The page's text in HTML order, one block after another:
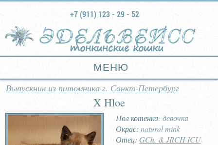
тонкинские кошки
+7 (911) 123 - 29 - 52
МЕНЮ
Выпускник из питомника г. Санкт-Петербург
X Hloe
Пол котенка: девочка
Окрас: natural mink
Отец: GCh. & JRCH ICU